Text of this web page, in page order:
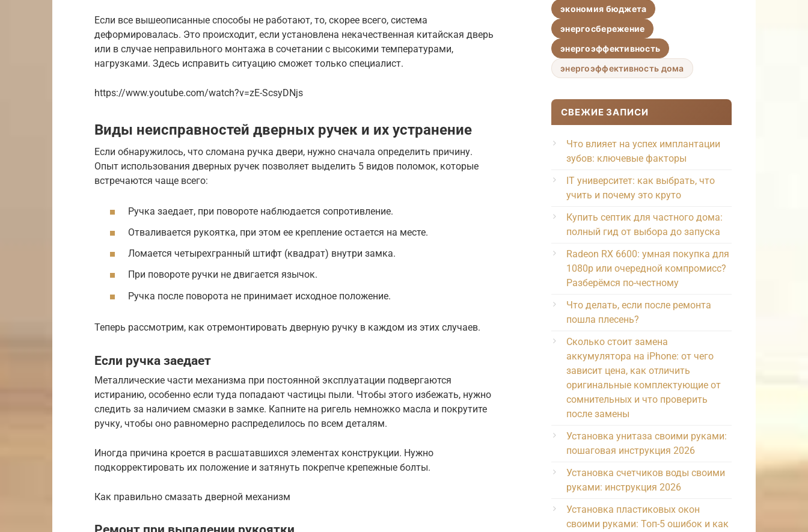
Если все вышеописанные способы не работают, то, скорее всего, система
деформировалась. Это происходит, если установлена некачественная китайская дверь
или в случае неправильного монтажа в сочетании с высокими температурами,
нагрузками. Здесь исправить ситуацию сможет только специалист.
https://www.youtube.com/watch?v=zE-ScsyDNjs
Виды неисправностей дверных ручек и их устранение
Если обнаружилось, что сломана ручка двери, нужно сначала определить причину.
Опыт использования дверных ручек позволяет выделить 5 видов поломок, которые
встречаются чаще всего:
Ручка заедает, при повороте наблюдается сопротивление.
Отваливается рукоятка, при этом ее крепление остается на месте.
Ломается четырехгранный штифт (квадрат) внутри замка.
При повороте ручки не двигается язычок.
Ручка после поворота не принимает исходное положение.
Теперь рассмотрим, как отремонтировать дверную ручку в каждом из этих случаев.
Если ручка заедает
Металлические части механизма при постоянной эксплуатации подвергаются
истиранию, особенно если туда попадают частицы пыли. Чтобы этого избежать, нужно
следить за наличием смазки в замке. Капните на ригель немножко масла и покрутите
ручку, чтобы оно равномерно распределилось по всем деталям.
Иногда причина кроется в расшатавшихся элементах конструкции. Нужно
подкорректировать их положение и затянуть покрепче крепежные болты.
Как правильно смазать дверной механизм
экономия бюджета
энергосбережение
энергоэффективность
энергоэффективность дома
СВЕЖИЕ ЗАПИСИ
Что влияет на успех имплантации
зубов: ключевые факторы
IT университет: как выбрать, что
учить и почему это круто
Купить септик для частного дома:
полный гид от выбора до запуска
Radeon RX 6600: умная покупка для
1080p или очередной компромисс?
Разберёмся по-честному
Что делать, если после ремонта
пошла плесень?
Сколько стоит замена
аккумулятора на iPhone: от чего
зависит цена, как отличить
оригинальные комплектующие от
сомнительных и что проверить
после замены
Установка унитаза своими руками:
пошаговая инструкция 2026
Установка счетчиков воды своими
руками: инструкция 2026
Установка пластиковых окон
своими руками: Топ-5 ошибок и как